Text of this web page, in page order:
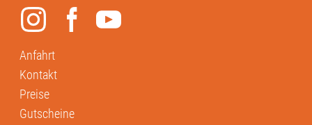
Anfahrt
Kontakt
Preise
Gutscheine